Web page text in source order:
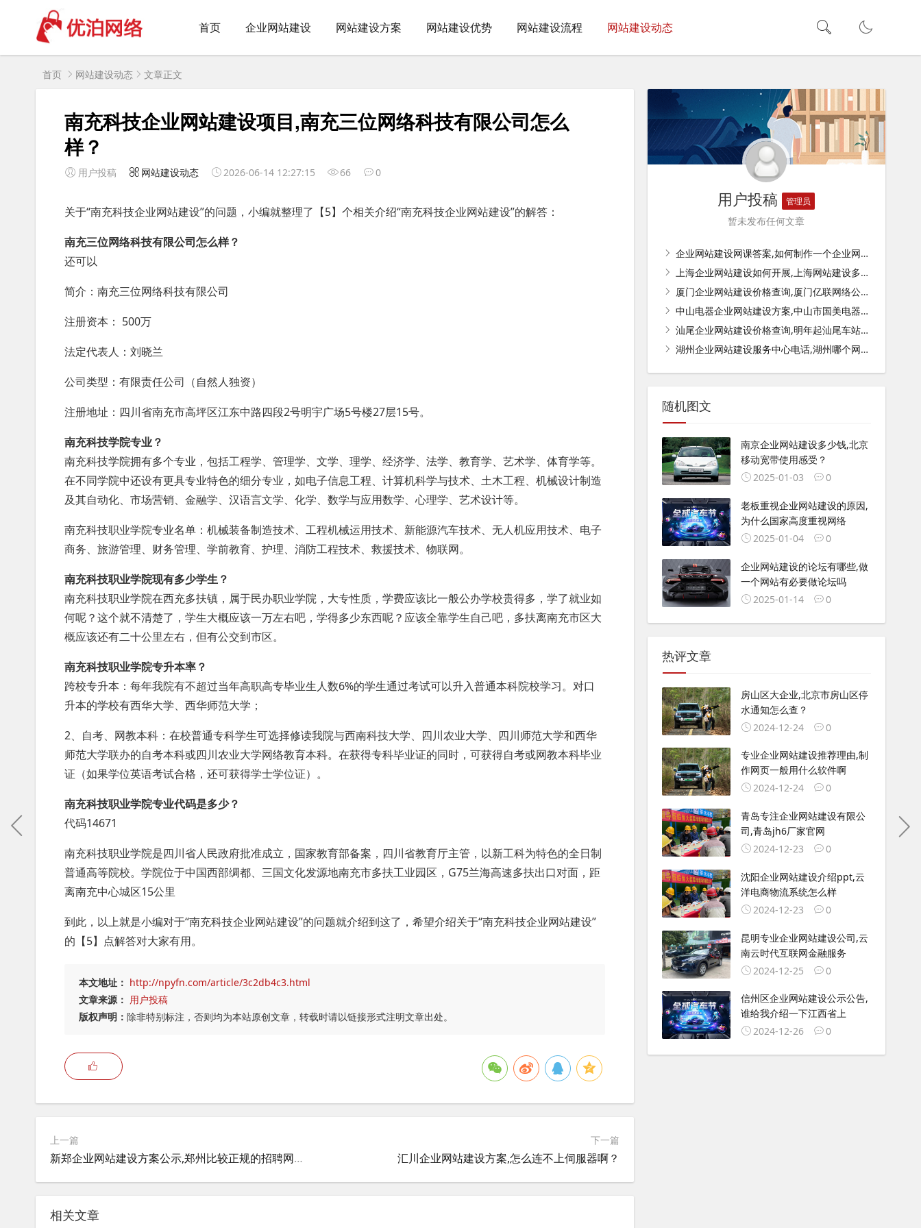
首页 企业网站建设 网站建设方案 网站建设优势 网站建设流程 网站建设动态
首页 网站建设动态 文章正文
南充科技企业网站建设项目,南充三位网络科技有限公司怎么
样？
用户投稿 网站建设动态 2026-06-14 12:27:15 66 0
关于“南充科技企业网站建设”的问题，小编就整理了【5】个相关介绍“南充科技企业网站建设”的解答：
南充三位网络科技有限公司怎么样？
还可以
简介：南充三位网络科技有限公司
注册资本： 500万
法定代表人：刘晓兰
公司类型：有限责任公司（自然人独资）
注册地址：四川省南充市高坪区江东中路四段2号明宇广场5号楼27层15号。
南充科技学院专业？
南充科技学院拥有多个专业，包括工程学、管理学、文学、理学、经济学、法学、教育学、艺术学、体育学等。
在不同学院中还设有更具专业特色的细分专业，如电子信息工程、计算机科学与技术、土木工程、机械设计制造
及其自动化、市场营销、金融学、汉语言文学、化学、数学与应用数学、心理学、艺术设计等。
南充科技职业学院专业名单：机械装备制造技术、工程机械运用技术、新能源汽车技术、无人机应用技术、电子
商务、旅游管理、财务管理、学前教育、护理、消防工程技术、救援技术、物联网。
南充科技职业学院现有多少学生？
南充科技职业学院在西充多扶镇，属于民办职业学院，大专性质，学费应该比一般公办学校贵得多，学了就业如
何呢？这个就不清楚了，学生大概应该一万左右吧，学得多少东西呢？应该全靠学生自己吧，多扶离南充市区大
概应该还有二十公里左右，但有公交到市区。
南充科技职业学院专升本率？
跨校专升本：每年我院有不超过当年高职高专毕业生人数6%的学生通过考试可以升入普通本科院校学习。对口
升本的学校有西华大学、西华师范大学；
2、自考、网教本科：在校普通专科学生可选择修读我院与西南科技大学、四川农业大学、四川师范大学和西华
师范大学联办的自考本科或四川农业大学网络教育本科。在获得专科毕业证的同时，可获得自考或网教本科毕业
证（如果学位英语考试合格，还可获得学士学位证）。
南充科技职业学院专业代码是多少？
代码14671
南充科技职业学院是四川省人民政府批准成立，国家教育部备案，四川省教育厅主管，以新工科为特色的全日制
普通高等院校。学院位于中国西部绸都、三国文化发源地南充市多扶工业园区，G75兰海高速多扶出口对面，距
离南充中心城区15公里
到此，以上就是小编对于“南充科技企业网站建设”的问题就介绍到这了，希望介绍关于“南充科技企业网站建设”
的【5】点解答对大家有用。
本文地址： http://npyfn.com/article/3c2db4c3.html
文章来源： 用户投稿
版权声明： 除非特别标注，否则均为本站原创文章，转载时请以链接形式注明文章出处。
上一篇
新郑企业网站建设方案公示,郑州比较正规的招聘网站有哪些？最好有那些比较大的公司招聘的？
下一篇
汇川企业网站建设方案,怎么连不上伺服器啊？
相关文章
用户投稿 管理员
暂未发布任何文章
企业网站建设网课答案,如何制作一个企业网站，建设网站的基本步骤有哪些？
上海企业网站建设如何开展,上海网站建设多少钱？
厦门企业网站建设价格查询,厦门亿联网络公司待遇怎么样？
中山电器企业网站建设方案,中山市国美电器制造有限公司介绍？
汕尾企业网站建设价格查询,明年起汕尾车站公园等区域率先覆盖5G网络, 你怎么看？
湖州企业网站建设服务中心电话,湖州哪个网站查房子备案价？
随机图文
南京企业网站建设多少钱,北京
移动宽带使用感受？
2025-01-03
0
老板重视企业网站建设的原因,
为什么国家高度重视网络
2025-01-04
0
企业网站建设的论坛有哪些,做
一个网站有必要做论坛吗
2025-01-14
0
热评文章
房山区大企业,北京市房山区停
水通知怎么查？
2024-12-24
0
专业企业网站建设推荐理由,制
作网页一般用什么软件啊
2024-12-24
0
青岛专注企业网站建设有限公
司,青岛jh6厂家官网
2024-12-23
0
沈阳企业网站建设介绍ppt,云
洋电商物流系统怎么样
2024-12-23
0
昆明专业企业网站建设公司,云
南云时代互联网金融服务
2024-12-25
0
信州区企业网站建设公示公告,
谁给我介绍一下江西省上
2024-12-26
0